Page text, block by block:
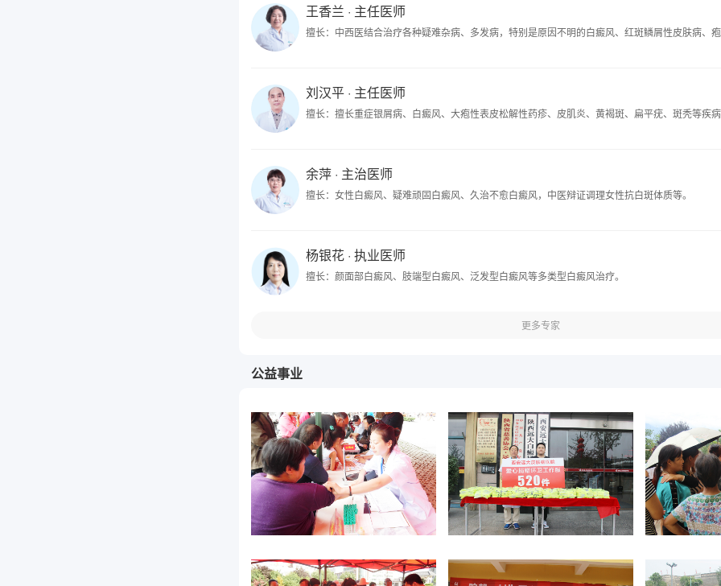
王香兰 · 主任医师
擅长：中西医结合治疗各种疑难杂病、多发病，特别是原因不明的白癜风、红斑鳞屑性皮肤病、
刘汉平· 主任医师
擅长：擅长重症银屑病、白癜风、大疱性表皮松解性药疹、皮肌炎、黄褐斑、扁平疣、斑秃等疾
余萍· 主治医师
擅长：女性白癜风、疑难顽固白癜风、久治不愈白癜风，中医辩证调理女性抗白斑体质等。
杨银花· 执业医师
擅长：颜面部白癜风、肢端型白癜风、泛发型白癜风等多类型白癜风治疗。
更多专家
公益事业